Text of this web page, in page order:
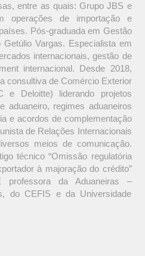
entre as quais: Grupo JBS e
operações de importação e
Pós-graduada em Gestão
Getúlio Vargas. Especialista em
internacionais, gestão de
internacional. Desde 2018,
consultiva de Comércio Exterior
Deloitte) liderando projetos
aduaneiro, regimes aduaneiros
e acordos de complementação
de Relações Internacionais
meios de comunicação.
técnico “Omissão regulatória
à majoração do crédito”
da Aduaneiras –
do CEFIS e da Universidade